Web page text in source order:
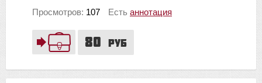
80 руб
Просмотров: 107 Есть аннотация